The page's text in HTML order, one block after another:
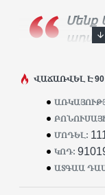
Մենք
իրենց
ՄՈԴԵԼ:
ԿՈԴ:
ԱՏԳԱԱ
ՎԱՃԱՌՎԵԼ Է